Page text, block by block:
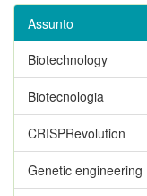
Assunto
Biotechnology
Biotecnologia
CRISPRevolution
Genetic engineering